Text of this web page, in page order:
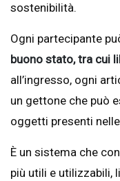
sostenibilità.
Ogni partecipante
buono stato, tra cui
all’ingresso, ogni
un gettone che può
oggetti presenti nelle
È un sistema che
più utili e utilizzabili,